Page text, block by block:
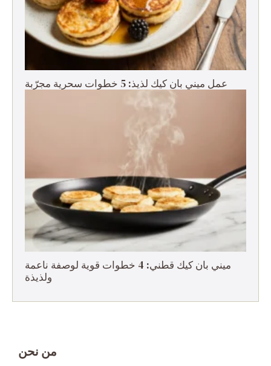
عمل ميني بان كيك لذيذ: 5 خطوات سحرية مجرّبة
ميني بان كيك قطني: 4 خطوات قوية لوصفة ناعمة
ولذيذة
من نحن